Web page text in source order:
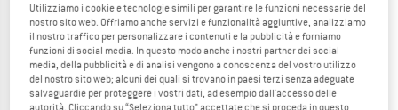
Coeur Stainless
Placca di ancoraggio
52,20 €
5,0(6)
Bolt Anchor
Tassello di ancoraggio
119,95 €da 107,96 €
(0)
Utilizziamo i cookie e tecnologie simili per garantire le funzioni necessarie del
nostro sito web. Offriamo anche servizi e funzionalità aggiuntive, analizziamo
il nostro traffico per personalizzare i contenuti e la pubblicità e forniamo
funzioni di social media. In questo modo anche i nostri partner dei social
media, della pubblicità e di analisi vengono a conoscenza del vostro utilizzo
del nostro sito web; alcuni dei quali si trovano in paesi terzi senza adeguate
salvaguardie per proteggere i vostri dati, ad esempio dall'accesso delle
autorità. Cliccando su “Seleziona tutto” accettate che si proceda in questo